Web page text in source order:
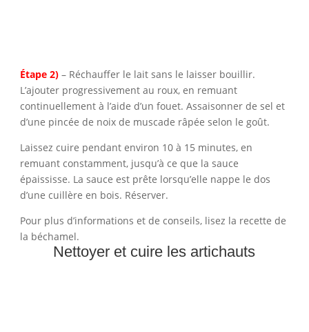
Étape 2)– Réchauffer le lait sans le laisser bouillir.
L’ajouter progressivement au roux, en remuant
continuellement à l’aide d’un fouet. Assaisonner de sel et
d’une pincée de noix de muscade râpée selon le goût.
Laissez cuire pendant environ 10 à 15 minutes, en
remuant constamment, jusqu’à ce que la sauce
épaississe. La sauce est prête lorsqu’elle nappe le dos
d’une cuillère en bois. Réserver.
Pour plus d’informations et de conseils, lisez la recette de
la béchamel.
Nettoyer et cuire les artichauts